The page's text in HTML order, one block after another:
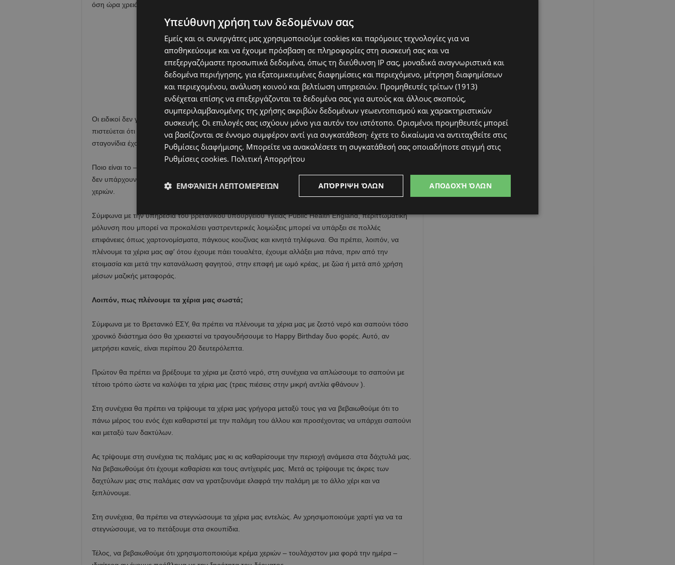
όση ώρα χρειάζεται.
Οι ειδικοί δεν γνωρίζουν ακριβώς πως εξαπλώνεται ο τελευταίος τύπος του κορονοϊού, αλλά
πιστεύεται ότι εξαπλώνεται μέσω των σταγονιδίων του αέρα. Αν αγγίξουμε μια επιφάνεια που αυτά τα
σταγονίδια έχουν «προσγειωθεί», είναι σχεδόν σίγουρο ότι θα έχουμε επαφή με τον ιό.
Ποιο είναι το – κοινό – μυστικό για να μη συμβεί κάτι τέτοιο; Πλύσιμο χεριών με νερό και σαπούνι κι αν
δεν υπάρχουν τα παραπάνω, το λιγότερο, θα πρέπει να έχουμε μαζί μας ένα υγρό απολυμαντικό
χεριών.
Σύμφωνα με την υπηρεσία του βρετανικού υπουργείου Υγείας Public Health England, περιττωματική
μόλυνση που μπορεί να προκαλέσει γαστρεντερικές λοιμώξεις μπορεί να υπάρξει σε πολλές
επιφάνειες όπως χαρτονομίσματα, πάγκους κουζίνας και κινητά τηλέφωνα. Θα πρέπει, λοιπόν, να
πλένουμε τα χέρια μας αφ′ ότου έχουμε πάει τουαλέτα, έχουμε αλλάξει μια πάνα, πριν από την
ετοιμασία και μετά την κατανάλωση φαγητού, στην επαφή με ωμό κρέας, με ζώα ή μετά από χρήση
μέσων μαζικής μεταφοράς.
Λοιπόν, πως πλένουμε τα χέρια μας σωστά;
Σύμφωνα με το Βρετανικό ΕΣΥ, θα πρέπει να πλένουμε τα χέρια μας με ζεστό νερό και σαπούνι τόσο
χρονικό διάστημα όσο θα χρειαστεί να τραγουδήσουμε το Happy Birthday δυο φορές. Αυτό, αν
μετρήσει κανείς, είναι περίπου 20 δευτερόλεπτα.
Πρώτον θα πρέπει να βρέξουμε τα χέρια με ζεστό νερό, στη συνέχεια να απλώσουμε το σαπούνι με
τέτοιο τρόπο ώστε να καλύψει τα χέρια μας (τρεις πιέσεις στην μικρή αντλία φθάνουν ).
Στη συνέχεια θα πρέπει να τρίψουμε τα χέρια μας γρήγορα μεταξύ τους για να βεβαιωθούμε ότι το
πάνω μέρος του ενός έχει καθαριστεί με την παλάμη του άλλου και προσέχοντας να υπάρχει σαπούνι
και μεταξύ των δακτύλων.
Ας τρίψουμε στη συνέχεια τις παλάμες μας κι ας καθαρίσουμε την περιοχή ανάμεσα στα δάχτυλά μας.
Να βεβαιωθούμε ότι έχουμε καθαρίσει και τους αντίχειρές μας. Μετά ας τρίψουμε τις άκρες των
δαχτύλων μας στις παλάμες σαν να γρατζουνάμε ελαφρά την παλάμη με το άλλο χέρι και να
ξεπλύνουμε.
Στη συνέχεια, θα πρέπει να στεγνώσουμε τα χέρια μας εντελώς. Αν χρησιμοποιούμε χαρτί για να τα
στεγνώσουμε, να το πετάξουμε στα σκουπίδια.
Τέλος, να βεβαιωθούμε ότι χρησιμοποποιούμε κρέμα χεριών – τουλάχιστον μια φορά την ημέρα –
Υπεύθυνη χρήση των δεδομένων σας
Εμείς και οι συνεργάτες μας χρησιμοποιούμε cookies και παρόμοιες τεχνολογίες για να
αποθηκεύουμε και να έχουμε πρόσβαση σε πληροφορίες στη συσκευή σας και να
επεξεργαζόμαστε προσωπικά δεδομένα, όπως τη διεύθυνση IP σας, μοναδικά αναγνωριστικά και
δεδομένα περιήγησης, για εξατομικευμένες διαφημίσεις και περιεχόμενο, μέτρηση διαφημίσεων
και περιεχομένου, ανάλυση κοινού και βελτίωση υπηρεσιών. Προμηθευτές τρίτων (1913)
ενδέχεται επίσης να επεξεργάζονται τα δεδομένα σας για αυτούς και άλλους σκοπούς,
συμπεριλαμβανομένης της χρήσης ακριβών δεδομένων γεωεντοπισμού και χαρακτηριστικών
συσκευής. Οι επιλογές σας ισχύουν μόνο για αυτόν τον ιστότοπο. Ορισμένοι προμηθευτές μπορεί
να βασίζονται σε έννομο συμφέρον αντί για συγκατάθεση· έχετε το δικαίωμα να αντιταχθείτε στις
Ρυθμίσεις διαφήμισης. Μπορείτε να ανακαλέσετε τη συγκατάθεσή σας οποιαδήποτε στιγμή στις
Ρυθμίσεις cookies. Πολιτική Απορρήτου
ΑΠΟΔΟΧΉ ΌΛΩΝ
ΑΠΌΡΡΙΨΗ ΌΛΩΝ
ΕΜΦΆΝΙΣΗ ΛΕΠΤΟΜΕΡΕΙΏΝ